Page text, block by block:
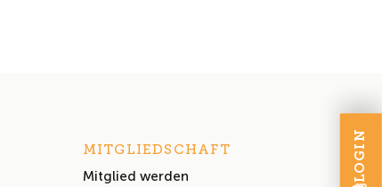
MITGLIEDSCHAFT
Mitglied werden
LOGIN